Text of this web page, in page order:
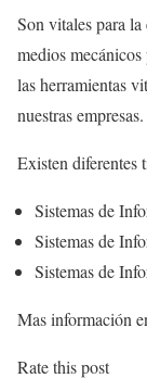
Son vitales para
medios
las herramientas
nuestras empresas.
Existen diferentes
Sistemas de
Sistemas de
Sistemas de
Mas información
Rate this post